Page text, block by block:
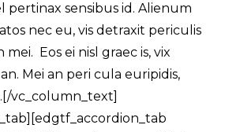
pertinax sensibus id. Alienum
nec eu, vis detraxit periculis
Eos ei nisl graec is, vix
Mei an peri cula euripidis,
vc_column_text]